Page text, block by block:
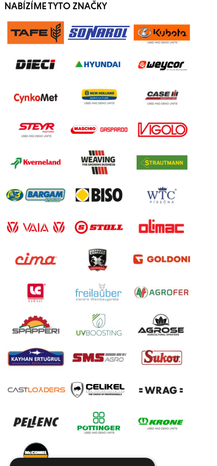
NABÍZÍME TYTO ZNAČKY